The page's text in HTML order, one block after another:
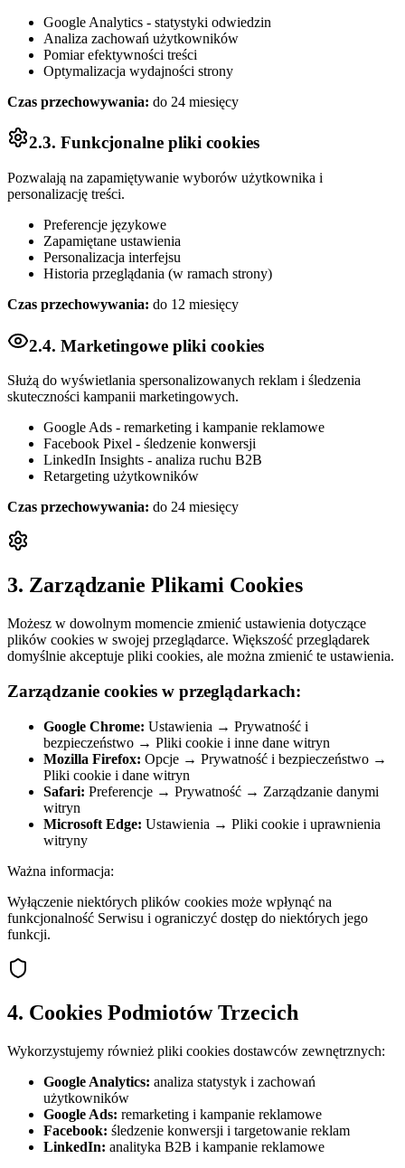
Google Analytics - statystyki odwiedzin
Analiza zachowań użytkowników
Pomiar efektywności treści
Optymalizacja wydajności strony
Czas przechowywania: do 24 miesięcy
2.3. Funkcjonalne pliki cookies
Pozwalają na zapamiętywanie wyborów użytkownika i
personalizację treści.
Preferencje językowe
Zapamiętane ustawienia
Personalizacja interfejsu
Historia przeglądania (w ramach strony)
Czas przechowywania: do 12 miesięcy
2.4. Marketingowe pliki cookies
Służą do wyświetlania spersonalizowanych reklam i śledzenia
skuteczności kampanii marketingowych.
Google Ads - remarketing i kampanie reklamowe
Facebook Pixel - śledzenie konwersji
LinkedIn Insights - analiza ruchu B2B
Retargeting użytkowników
Czas przechowywania: do 24 miesięcy
3. Zarządzanie Plikami Cookies
Możesz w dowolnym momencie zmienić ustawienia dotyczące
plików cookies w swojej przeglądarce. Większość przeglądarek
domyślnie akceptuje pliki cookies, ale można zmienić te ustawienia.
Zarządzanie cookies w przeglądarkach:
Google Chrome: Ustawienia → Prywatność i
bezpieczeństwo → Pliki cookie i inne dane witryn
Mozilla Firefox: Opcje → Prywatność i bezpieczeństwo →
Pliki cookie i dane witryn
Safari: Preferencje → Prywatność → Zarządzanie danymi
witryn
Microsoft Edge: Ustawienia → Pliki cookie i uprawnienia
witryny
Ważna informacja:
Wyłączenie niektórych plików cookies może wpłynąć na
funkcjonalność Serwisu i ograniczyć dostęp do niektórych jego
funkcji.
4. Cookies Podmiotów Trzecich
Wykorzystujemy również pliki cookies dostawców zewnętrznych:
Google Analytics: analiza statystyk i zachowań
użytkowników
Google Ads: remarketing i kampanie reklamowe
Facebook: śledzenie konwersji i targetowanie reklam
LinkedIn: analityka B2B i kampanie reklamowe